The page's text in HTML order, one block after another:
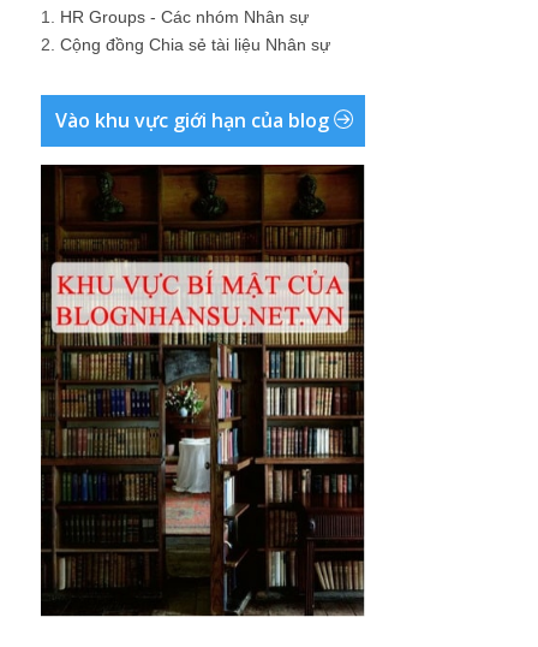
1. HR Groups - Các nhóm Nhân sự
2. Cộng đồng Chia sẻ tài liệu Nhân sự
Vào khu vực giới hạn của blog